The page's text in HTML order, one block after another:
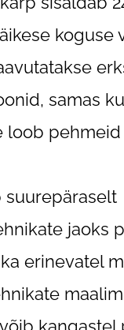
koguse
samas
loob
jaoks
erinevatel